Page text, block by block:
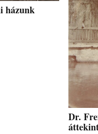
házunk
Dr.